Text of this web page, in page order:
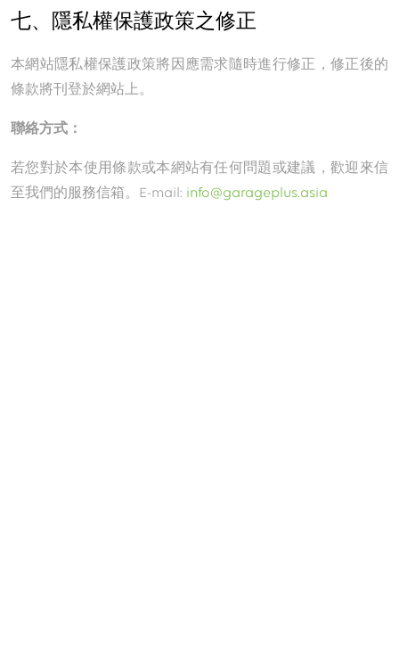
七、隱私權保護政策之修正
本網站隱私權保護政策將因應需求隨時進行修正，修正後的
條款將刊登於網站上。
聯絡方式：
若您對於本使用條款或本網站有任何問題或建議，歡迎來信
至我們的服務信箱。E-mail: info@garageplus.asia